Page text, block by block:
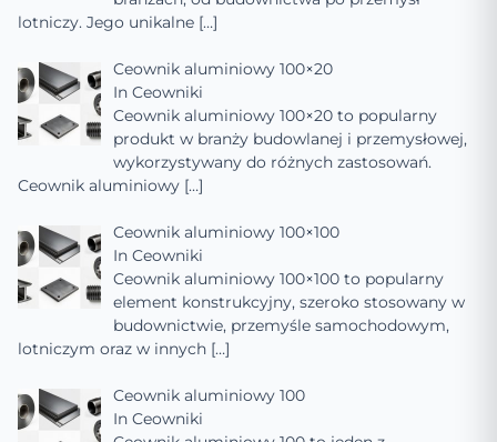
lotniczy. Jego unikalne […]
Ceownik aluminiowy 100×20
In Ceowniki
Ceownik aluminiowy 100×20 to popularny
produkt w branży budowlanej i przemysłowej,
wykorzystywany do różnych zastosowań.
Ceownik aluminiowy […]
Ceownik aluminiowy 100×100
In Ceowniki
Ceownik aluminiowy 100×100 to popularny
element konstrukcyjny, szeroko stosowany w
budownictwie, przemyśle samochodowym,
lotniczym oraz w innych […]
Ceownik aluminiowy 100
In Ceowniki